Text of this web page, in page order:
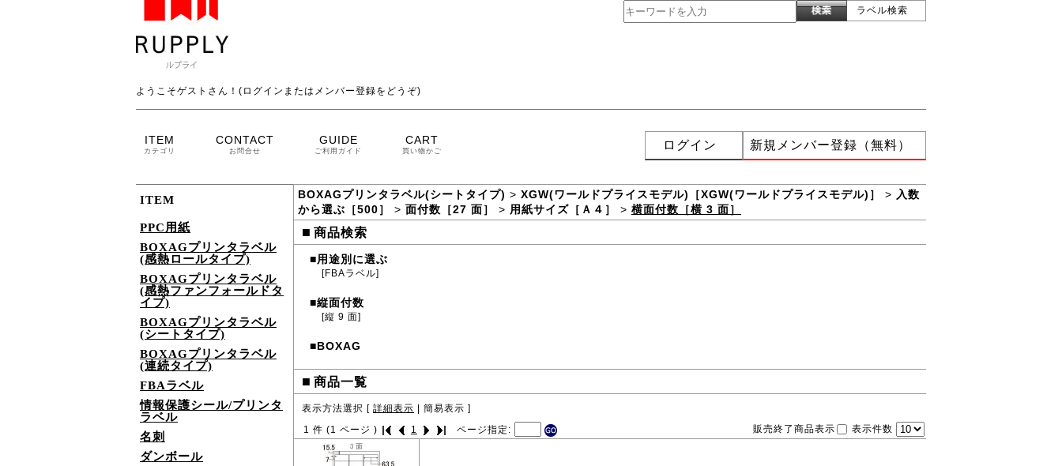
ラベル検索
ようこそゲストさん！(ログインまたはメンバー登録をどうぞ)
ITEM
カテゴリ
CONTACT
お問合せ
GUIDE
ご利用ガイド
CART
買い物かご ログイン 新規メンバー登録（無料）
ITEM
PPC用紙
BOXAGプリンタラベル
(感熱ロールタイプ)
BOXAGプリンタラベル
(感熱ファンフォールドタ
イプ)
BOXAGプリンタラベル
(シートタイプ)
BOXAGプリンタラベル
(連続タイプ)
FBAラベル
情報保護シール/プリンタ
ラベル
名刺
ダンボール
BOXAGプリンタラベル(シートタイプ) > XGW(ワールドプライスモデル)［XGW(ワールドプライスモデル)］ > 入数
から選ぶ［500］
> 面付数［27 面］ > 用紙サイズ［Ａ４］ > 横面付数［横 3 面］
■ 商品検索
■用途別に選ぶ
[FBAラベル]
■縦面付数
[縦 9 面]
■BOXAG
■ 商品一覧
表示方法選択 [ 詳細表示 簡易表示 ]
1 件 (1 ページ ) 1 ページ指定: 販売終了商品表示 表示件数